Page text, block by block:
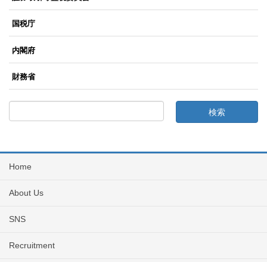
国税庁
内閣府
財務省
Home
About Us
SNS
Recruitment